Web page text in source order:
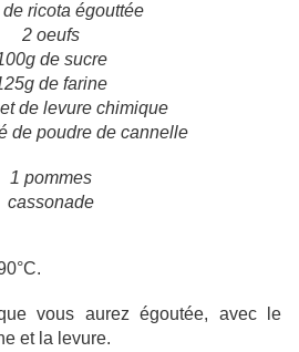
de ricota égouttée
2 oeufs
de sucre
de farine
de levure chimique
de poudre de cannelle
1 pommes
cassonade
vous aurez égoutée, avec le
et la levure.